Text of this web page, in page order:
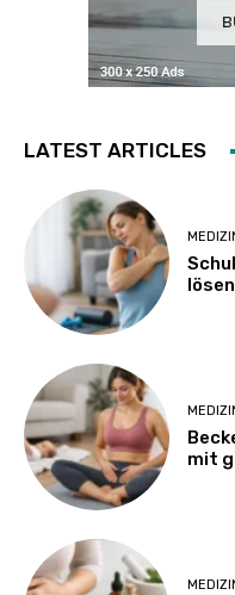
LATEST ARTICLES
mit